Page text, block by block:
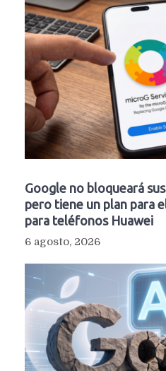
Google no bloqueará
pero tiene un plan para
para teléfonos Huawei
6 agosto, 2026